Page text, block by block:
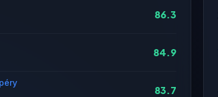
86.3
84.9
83.7